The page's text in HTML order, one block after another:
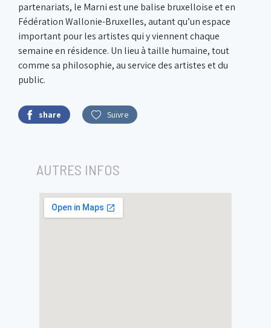
partenariats, le Marni est une balise bruxelloise et en
Fédération Wallonie-Bruxelles, autant qu’un espace
important pour les artistes qui y viennent chaque
semaine en résidence. Un lieu à taille humaine, tout
comme sa philosophie, au service des artistes et du
public.
share Suivre
AUTRES INFOS